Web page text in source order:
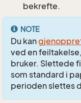
bekrefte.
NOTE
Du kan
ved en
bruker. Slettede
som standard i
perioden slettes